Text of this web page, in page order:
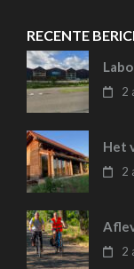
RECENTE
2
Het
2
2